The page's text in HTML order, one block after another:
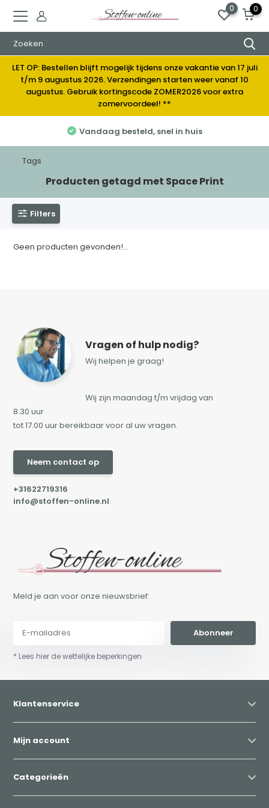
0 0
LET OP: Bestellen blijft mogelijk tijdens onze vakantie van 17 juli
t/m 9 augustus 2026. Verzendingen starten weer vanaf 10
augustus. Gebruik kortingscode ZOMER2026 voor extra
zomervoordeel! **
Vandaag besteld, snel in huis
Tags
Producten getagd met Space Print
Filters
Geen producten gevonden!...
Vragen of hulp nodig?
Wij helpen je graag!
Wij zijn maandag t/m vrijdag van
8.30 uur
tot 17.00 uur bereikbaar voor al uw vragen.
Neem contact op
+31622719316
info@stoffen-online.nl
Meld je aan voor onze nieuwsbrief:
Abonneer
* Lees hier de wettelijke beperkingen
Klantenservice
Mijn account
Categorieën